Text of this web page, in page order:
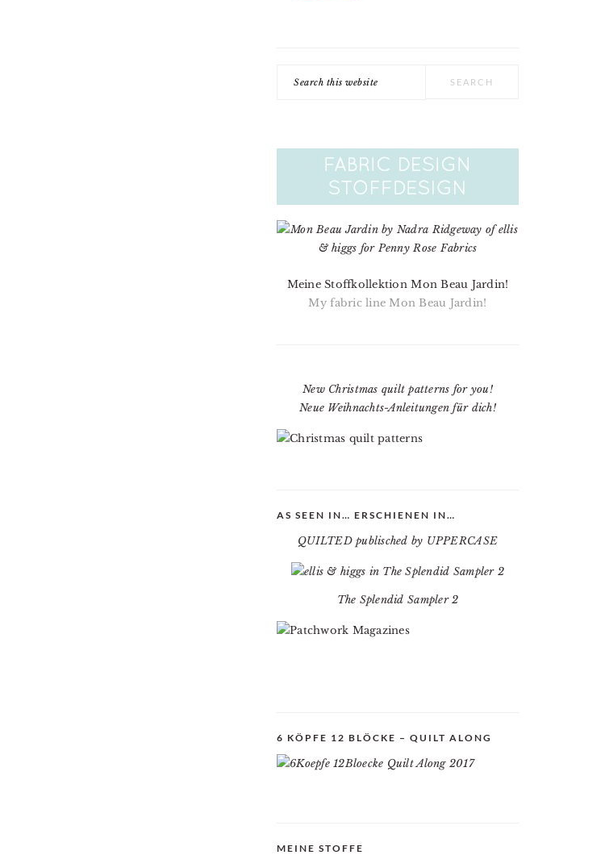
Meine Stoffkollektion Mon Beau Jardin!
My fabric line Mon Beau Jardin!
New Christmas quilt patterns for you!
Neue Weihnachts-Anleitungen für dich!
AS SEEN IN… ERSCHIENEN IN…
QUILTED publisched by UPPERCASE
The Splendid Sampler 2
6 KÖPFE 12 BLÖCKE – QUILT ALONG
MEINE STOFFE